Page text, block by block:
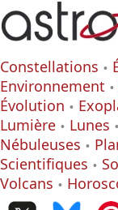
Constellations
Environnement
Évolution
Lumière
Lunes
Nébuleuses
Scientifiques
Volcans